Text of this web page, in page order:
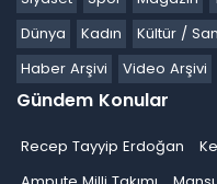
Dünya
Kadın Kültür /
Haber Arşivi
Video Arşivi
Gündem Konular
Recep Tayyip Erdoğan